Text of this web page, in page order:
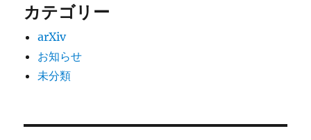
カテゴリー
arXiv
お知らせ
未分類